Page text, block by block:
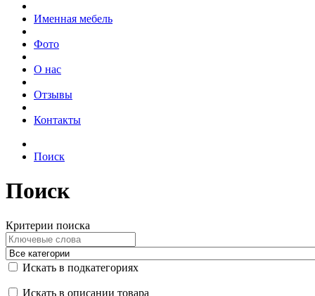
Именная мебель
Фото
О нас
Отзывы
Контакты
Поиск
Поиск
Критерии поиска
Искать в подкатегориях
Искать в описании товара